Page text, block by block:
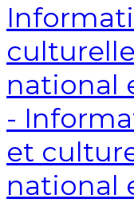
national
-
et
national